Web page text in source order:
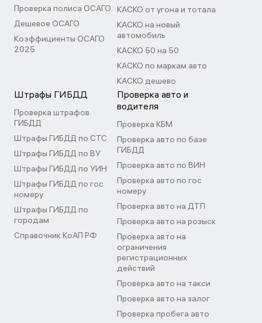
Проверка полиса ОСАГО
Дешевое ОСАГО
Коэффициенты ОСАГО
2025
КАСКО от угона и тотала
КАСКО на новый
автомобиль
КАСКО 50 на 50
КАСКО по маркам авто
КАСКО дешево
Штрафы ГИБДД
Проверка штрафов
ГИБДД
Штрафы ГИБДД по СТС
Штрафы ГИБДД по ВУ
Штрафы ГИБДД по УИН
Штрафы ГИБДД по гос
номеру
Штрафы ГИБДД по
городам
Справочник КоАП РФ
Проверка авто и
водителя
Проверка КБМ
Проверка авто по базе
ГИБДД
Проверка авто по ВИН
Проверка авто по гос
номеру
Проверка авто на ДТП
Проверка авто на розыск
Проверка авто на
ограничения
регистрационных
действий
Проверка авто на такси
Проверка авто на залог
Проверка пробега авто